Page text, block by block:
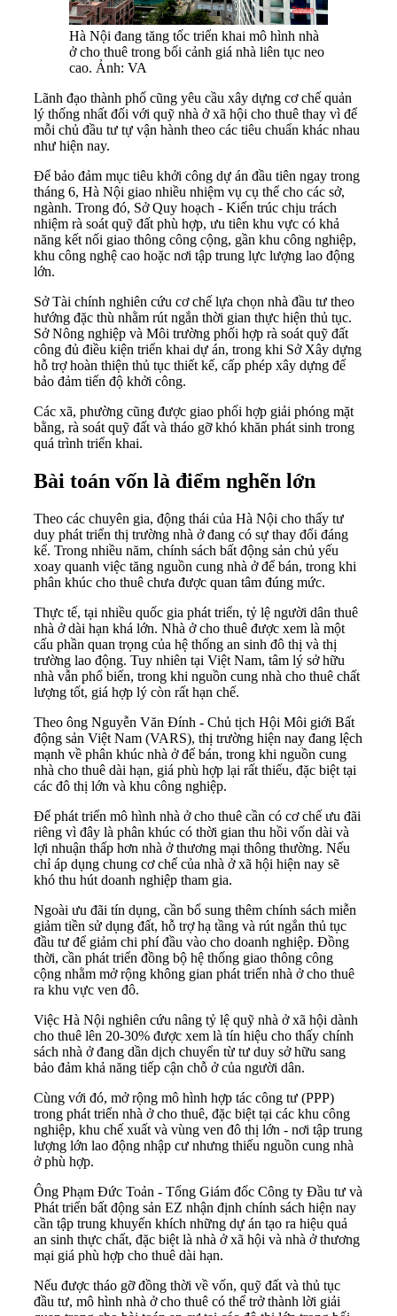
Hà Nội đang tăng tốc triển khai mô hình nhà
ở cho thuê trong bối cảnh giá nhà liên tục neo
cao. Ảnh: VA
Lãnh đạo thành phố cũng yêu cầu xây dựng cơ chế quản
lý thống nhất đối với quỹ nhà ở xã hội cho thuê thay vì để
mỗi chủ đầu tư tự vận hành theo các tiêu chuẩn khác nhau
như hiện nay.
Để bảo đảm mục tiêu khởi công dự án đầu tiên ngay trong
tháng 6, Hà Nội giao nhiều nhiệm vụ cụ thể cho các sở,
ngành. Trong đó, Sở Quy hoạch - Kiến trúc chịu trách
nhiệm rà soát quỹ đất phù hợp, ưu tiên khu vực có khả
năng kết nối giao thông công cộng, gần khu công nghiệp,
khu công nghệ cao hoặc nơi tập trung lực lượng lao động
lớn.
Sở Tài chính nghiên cứu cơ chế lựa chọn nhà đầu tư theo
hướng đặc thù nhằm rút ngắn thời gian thực hiện thủ tục.
Sở Nông nghiệp và Môi trường phối hợp rà soát quỹ đất
công đủ điều kiện triển khai dự án, trong khi Sở Xây dựng
hỗ trợ hoàn thiện thủ tục thiết kế, cấp phép xây dựng để
bảo đảm tiến độ khởi công.
Các xã, phường cũng được giao phối hợp giải phóng mặt
bằng, rà soát quỹ đất và tháo gỡ khó khăn phát sinh trong
quá trình triển khai.
Bài toán vốn là điểm nghẽn lớn
Theo các chuyên gia, động thái của Hà Nội cho thấy tư
duy phát triển thị trường nhà ở đang có sự thay đổi đáng
kể. Trong nhiều năm, chính sách bất động sản chủ yếu
xoay quanh việc tăng nguồn cung nhà ở để bán, trong khi
phân khúc cho thuê chưa được quan tâm đúng mức.
Thực tế, tại nhiều quốc gia phát triển, tỷ lệ người dân thuê
nhà ở dài hạn khá lớn. Nhà ở cho thuê được xem là một
cấu phần quan trọng của hệ thống an sinh đô thị và thị
trường lao động. Tuy nhiên tại Việt Nam, tâm lý sở hữu
nhà vẫn phổ biến, trong khi nguồn cung nhà cho thuê chất
lượng tốt, giá hợp lý còn rất hạn chế.
Theo ông Nguyễn Văn Đính - Chủ tịch Hội Môi giới Bất
động sản Việt Nam (VARS), thị trường hiện nay đang lệch
mạnh về phân khúc nhà ở để bán, trong khi nguồn cung
nhà cho thuê dài hạn, giá phù hợp lại rất thiếu, đặc biệt tại
các đô thị lớn và khu công nghiệp.
Để phát triển mô hình nhà ở cho thuê cần có cơ chế ưu đãi
riêng vì đây là phân khúc có thời gian thu hồi vốn dài và
lợi nhuận thấp hơn nhà ở thương mại thông thường. Nếu
chỉ áp dụng chung cơ chế của nhà ở xã hội hiện nay sẽ
khó thu hút doanh nghiệp tham gia.
Ngoài ưu đãi tín dụng, cần bổ sung thêm chính sách miễn
giảm tiền sử dụng đất, hỗ trợ hạ tầng và rút ngắn thủ tục
đầu tư để giảm chi phí đầu vào cho doanh nghiệp. Đồng
thời, cần phát triển đồng bộ hệ thống giao thông công
cộng nhằm mở rộng không gian phát triển nhà ở cho thuê
ra khu vực ven đô.
Việc Hà Nội nghiên cứu nâng tỷ lệ quỹ nhà ở xã hội dành
cho thuê lên 20-30% được xem là tín hiệu cho thấy chính
sách nhà ở đang dần dịch chuyển từ tư duy sở hữu sang
bảo đảm khả năng tiếp cận chỗ ở của người dân.
Cùng với đó, mở rộng mô hình hợp tác công tư (PPP)
trong phát triển nhà ở cho thuê, đặc biệt tại các khu công
nghiệp, khu chế xuất và vùng ven đô thị lớn - nơi tập trung
lượng lớn lao động nhập cư nhưng thiếu nguồn cung nhà
ở phù hợp.
Ông Phạm Đức Toản - Tổng Giám đốc Công ty Đầu tư và
Phát triển bất động sản EZ nhận định chính sách hiện nay
cần tập trung khuyến khích những dự án tạo ra hiệu quả
an sinh thực chất, đặc biệt là nhà ở xã hội và nhà ở thương
mại giá phù hợp cho thuê dài hạn.
Nếu được tháo gỡ đồng thời về vốn, quỹ đất và thủ tục
đầu tư, mô hình nhà ở cho thuê có thể trở thành lời giải